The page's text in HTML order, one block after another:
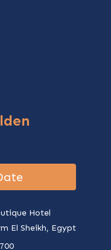
Hotel
El Sheikh, Egypt